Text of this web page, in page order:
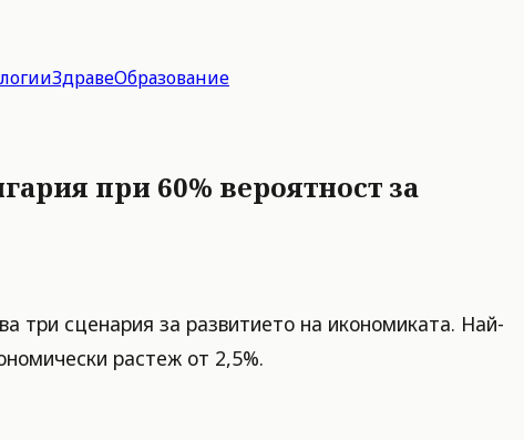
ЗдравеОбразование
при 60% вероятност за
три сценария за развитието на икономиката. Най-
растеж от 2,5%.